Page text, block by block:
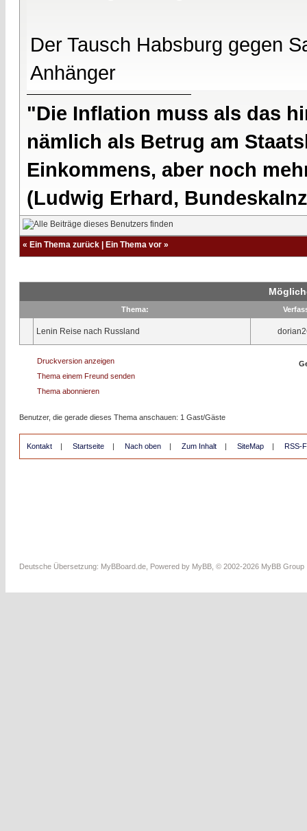
Der Tausch Habsburg gegen
Anhänger
"Die Inflation muss als das
nämlich als Betrug am
Einkommens, aber noch
(Ludwig Erhard,
« Ein Thema zurück Ein Thema vor »
Thema:
Lenin Reise nach Russland
Druckversion anzeigen
Thema einem Freund senden
Thema abonnieren
Benutzer, die gerade dieses Thema anschauen: 1 Gast/Gäste
Kontakt | Startseite | Nach oben | Zum Inhalt | SiteMap | RSS-
Deutsche Übersetzung: MyBBoard.de , Powered by MyBB , © 2002-2026 MyBB Group